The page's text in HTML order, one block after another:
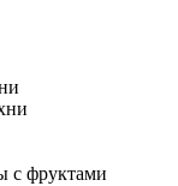
с фруктами